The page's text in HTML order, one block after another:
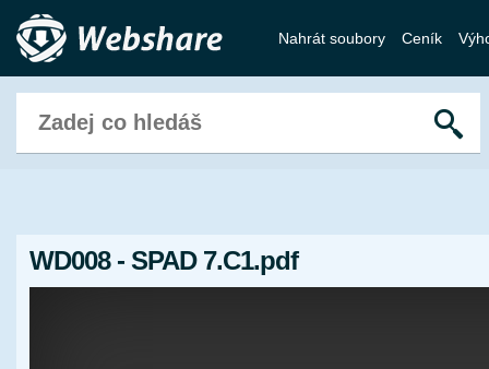
Nahrát soubory Ceník
WD008 - SPAD 7.C1.pdf